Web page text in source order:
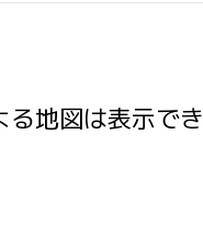
地図は表示で